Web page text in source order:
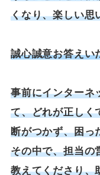
くなり、楽しい思
誠心誠意お答えい
事前にインターネ
て、どれが正しく
断がつかず、困っ
その中で、担当の
教えてくださり、